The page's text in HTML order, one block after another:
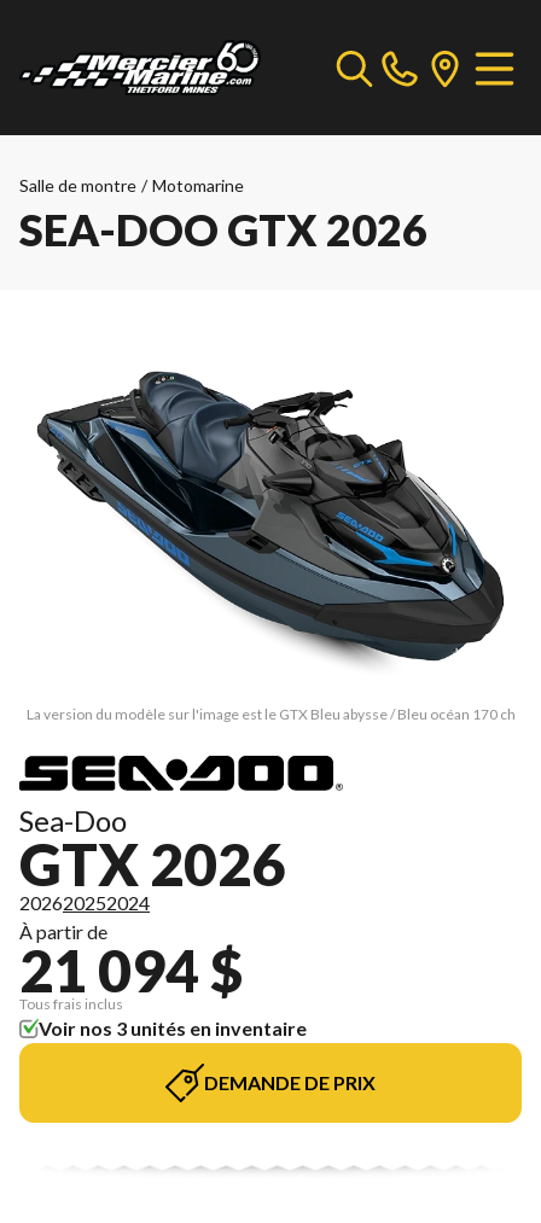
Salle de montre / Motomarine
SEA-DOO GTX 2026
La version du modèle sur l'image est le GTX Bleu abysse / Bleu océan 170 ch
Sea-Doo
GTX 2026
202620252024
À partir de
21 094 $
Tous frais inclus
Voir nos 3 unités en inventaire
DEMANDE DE PRIX